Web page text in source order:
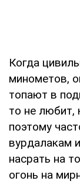
Когда
минометов,
топают в
то не любит,
поэтому
вурдалакам
насрать на
огонь на